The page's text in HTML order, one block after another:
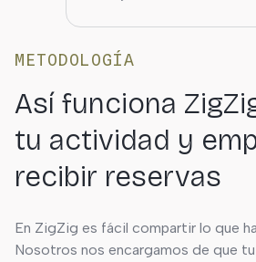
METODOLOGÍA
Así funciona
tu actividad y
recibir reservas
En ZigZig es fácil compartir lo que
Nosotros nos encargamos de que